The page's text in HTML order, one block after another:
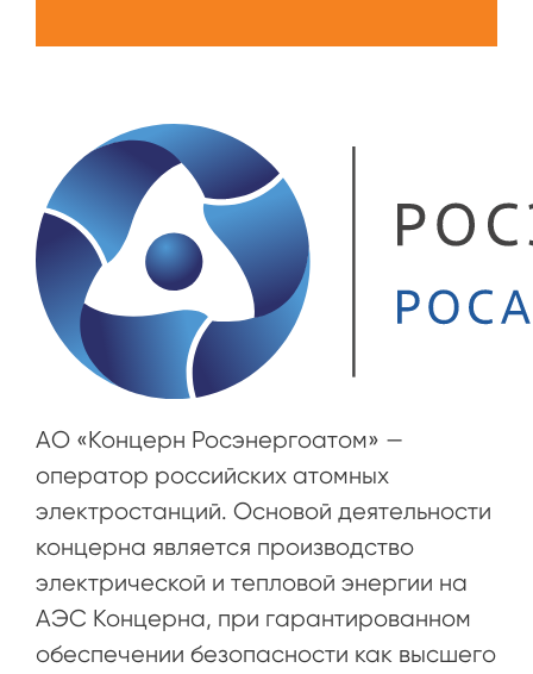
АО «Концерн Росэнергоатом» —
оператор российских атомных
электростанций. Основой деятельности
концерна является производство
электрической и тепловой энергии на
АЭС Концерна, при гарантированном
обеспечении безопасности как высшего